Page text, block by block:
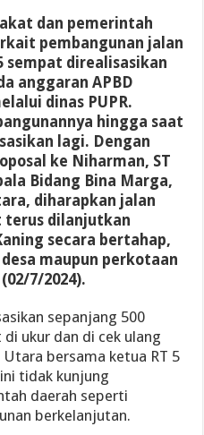
dan pemerintah
pembangunan jalan
sempat direalisasikan
anggaran APBD
dinas PUPR.
hingga saat
lagi. Dengan
ke Niharman, ST
Bidang Bina Marga,
diharapkan jalan
terus dilanjutkan
secara bertahap,
maupun perkotaan
7/2024).
sepanjang 500
ukur dan di cek ulang
Utara bersama ketua RT 5
tidak kunjung
daerah seperti
berkelanjutan.